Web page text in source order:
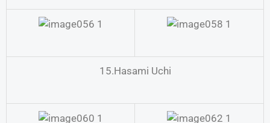
15.Hasami Uchi